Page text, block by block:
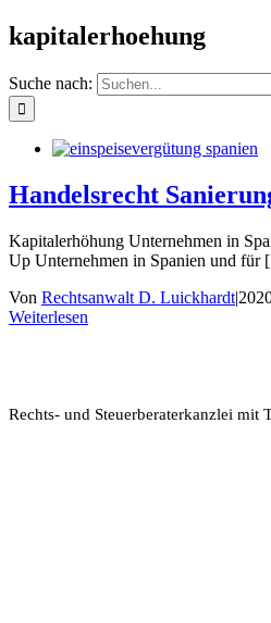
kapitalerhoehung
Suche nach:
Handelsrecht
Kapitalerhöhung Unternehmen in
Up Unternehmen in Spanien und für
Von Rechtsanwalt D. Luickhardt|
Weiterlesen
Rechts- und Steuerberaterkanzlei mit